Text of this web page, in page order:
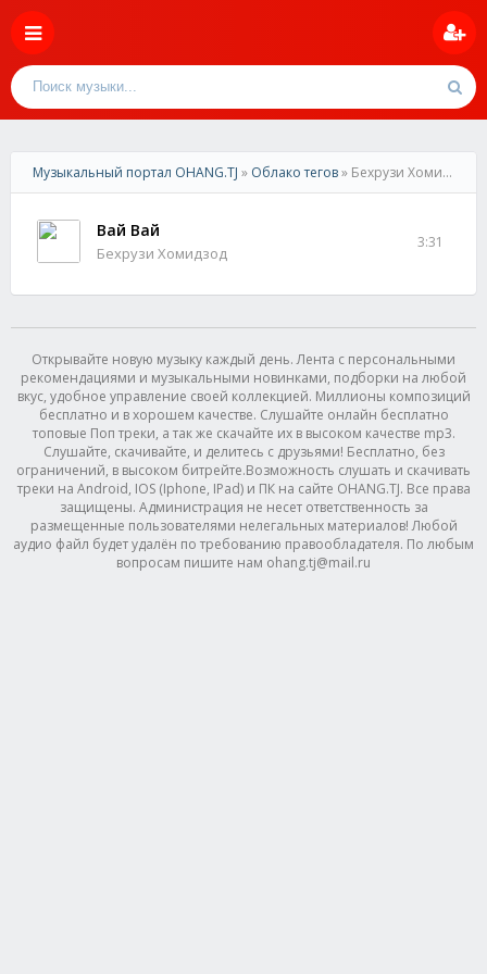
Музыкальный портал OHANG.TJ » Облако тегов» Бехрузи Хомидзод
Вай Вай
Бехрузи Хомидзод
3:31
Открывайте новую музыку каждый день. Лента с персональными
рекомендациями и музыкальными новинками, подборки на любой
вкус, удобное управление своей коллекцией. Миллионы композиций
бесплатно и в хорошем качестве. Слушайте онлайн бесплатно
топовые Поп треки, а так же скачайте их в высоком качестве mp3.
Слушайте, скачивайте, и делитесь с друзьями! Бесплатно, без
ограничений, в высоком битрейте.Возможность слушать и скачивать
треки на Android, IOS (Iphone, IPad) и ПК на сайте OHANG.TJ. Все права
защищены. Администрация не несет ответственность за
размещенные пользователями нелегальных материалов! Любой
аудио файл будет удалён по требованию правообладателя. По любым
вопросам пишите нам ohang.tj@mail.ru